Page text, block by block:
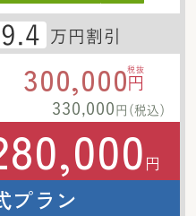
万円割引
300,000税抜
円
330,000 円(税込)
円
プラン